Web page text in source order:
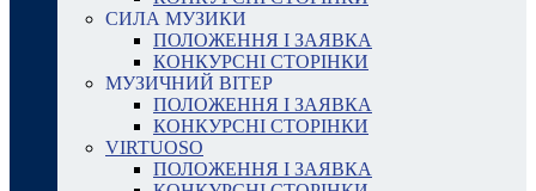
СИЛА МУЗИКИ
ПОЛОЖЕННЯ І ЗАЯВКА
КОНКУРСНІ СТОРІНКИ
МУЗИЧНИЙ ВІТЕР
ПОЛОЖЕННЯ І ЗАЯВКА
КОНКУРСНІ СТОРІНКИ
VIRTUOSO
ПОЛОЖЕННЯ І ЗАЯВКА